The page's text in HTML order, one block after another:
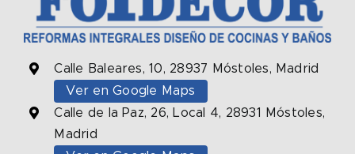
Calle Baleares, 10, 28937 Móstoles, Madrid
Ver en Google Maps
Calle de la Paz, 26, Local 4, 28931 Móstoles,
Madrid